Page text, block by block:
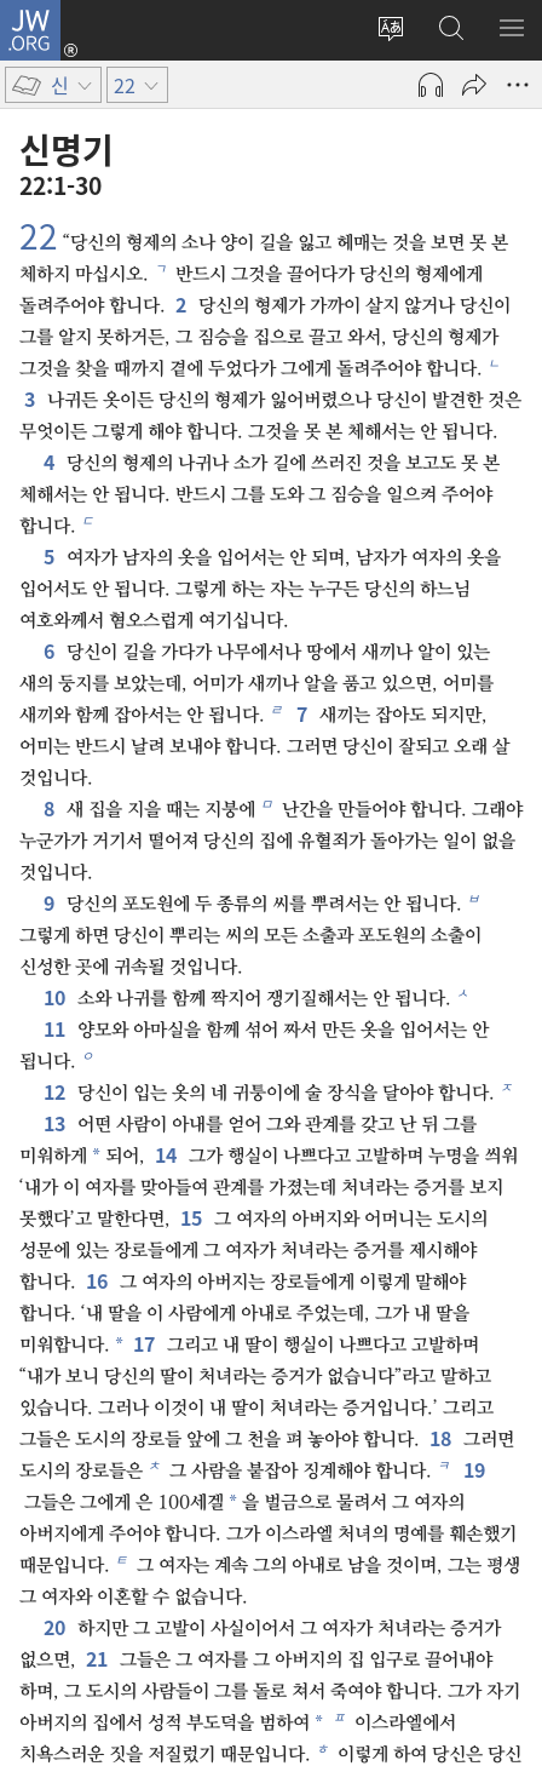
JW.ORG
사이트
언어
변경
로그인
(새로운
열기)
JW.ORG
검색
메
신 22
신명기
22:1-30
22 “당신의 형제의 소나 양이 길을 잃고 헤매는 것을 보면 못 본
체하지 마십시오. ㄱ 반드시 그것을 끌어다가 당신의 형제에게
돌려주어야 합니다. 2 당신의 형제가 가까이 살지 않거나 당신이
그를 알지 못하거든, 그 짐승을 집으로 끌고 와서, 당신의 형제가
그것을 찾을 때까지 곁에 두었다가 그에게 돌려주어야 합니다. ㄴ
3 나귀든 옷이든 당신의 형제가 잃어버렸으나 당신이 발견한 것은
무엇이든 그렇게 해야 합니다. 그것을 못 본 체해서는 안 됩니다.
4 당신의 형제의 나귀나 소가 길에 쓰러진 것을 보고도 못 본
체해서는 안 됩니다. 반드시 그를 도와 그 짐승을 일으켜 주어야
합니다. ㄷ
5
여자가 남자의 옷을 입어서는 안 되며, 남자가 여자의 옷을
입어서도 안 됩니다. 그렇게 하는 자는 누구든 당신의 하느님
여호와께서 혐오스럽게 여기십니다.
6 당신이 길을 가다가 나무에서나 땅에서 새끼나 알이 있는
새의 둥지를 보았는데, 어미가 새끼나 알을 품고 있으면, 어미를
새끼와 함께 잡아서는 안 됩니다. ㄹ 7 새끼는 잡아도 되지만,
어미는 반드시 날려 보내야 합니다. 그러면 당신이 잘되고 오래 살
것입니다.
8 새 집을 지을 때는 지붕에 ㅁ 난간을 만들어야 합니다. 그래야
누군가가 거기서 떨어져 당신의 집에 유혈죄가 돌아가는 일이 없을
것입니다.
9 당신의 포도원에 두 종류의 씨를 뿌려서는 안 됩니다. ㅂ
그렇게 하면 당신이 뿌리는 씨의 모든 소출과 포도원의 소출이
신성한 곳에 귀속될 것입니다.
10 소와 나귀를 함께 짝지어 쟁기질해서는 안 됩니다. ㅅ
11
양모와 아마실을 함께 섞어 짜서 만든 옷을 입어서는 안
됩니다. ㅇ
12 당신이 입는 옷의 네 귀퉁이에 술 장식을 달아야 합니다. ㅈ
13
어떤 사람이 아내를 얻어 그와 관계를 갖고 난 뒤 그를
미워하게 * 되어, 14 그가 행실이 나쁘다고 고발하며 누명을 씌워
‘내가 이 여자를 맞아들여 관계를 가졌는데 처녀라는 증거를 보지
못했다’고 말한다면,
15 그 여자의 아버지와 어머니는 도시의
성문에 있는 장로들에게 그 여자가 처녀라는 증거를 제시해야
합니다. 16 그 여자의 아버지는 장로들에게 이렇게 말해야
합니다. ‘내 딸을 이 사람에게 아내로 주었는데, 그가 내 딸을
미워합니다. * 17 그리고 내 딸이 행실이 나쁘다고 고발하며
“내가 보니 당신의 딸이 처녀라는 증거가 없습니다”라고 말하고
있습니다. 그러나 이것이 내 딸이 처녀라는 증거입니다.’ 그리고
그들은 도시의 장로들 앞에 그 천을 펴 놓아야 합니다. 18 그러면
도시의 장로들은 ㅊ 그 사람을 붙잡아 징계해야 합니다. ㅋ 19
그들은 그에게 은 100세겔 * 을 벌금으로 물려서 그 여자의
아버지에게 주어야 합니다. 그가 이스라엘 처녀의 명예를 훼손했기
때문입니다. ㅌ 그 여자는 계속 그의 아내로 남을 것이며, 그는 평생
그 여자와 이혼할 수 없습니다.
20 하지만 그 고발이 사실이어서 그 여자가 처녀라는 증거가
없으면, 21 그들은 그 여자를 그 아버지의 집 입구로 끌어내야
하며, 그 도시의 사람들이 그를 돌로 쳐서 죽여야 합니다. 그가 자기
아버지의 집에서 성적 부도덕을 범하여 * ㅍ 이스라엘에서
치욕스러운 짓을 저질렀기 때문입니다. ㅎ 이렇게 하여 당신은 당신